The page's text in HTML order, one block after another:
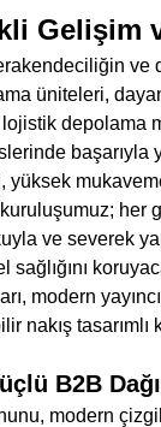
Gelişim
ve
üniteleri,
depolama
her
ve severek
modern
tasarımlı
B2B
modern